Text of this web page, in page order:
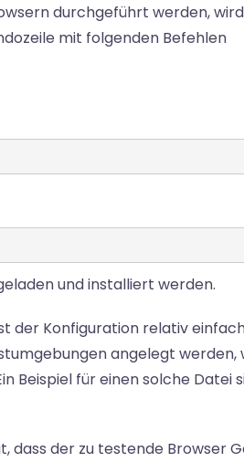
durchgeführt werden,
mit folgenden Befehlen
und installiert werden.
der Konfiguration relativ
angelegt werden,
Beispiel für einen solche Datei
dass der zu testende Browser